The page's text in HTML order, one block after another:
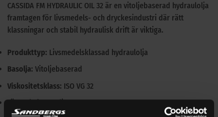
CASSIDA FM HYDRAULIC OIL 32 är en vitoljebaserad hydraulolja
framtagen för livsmedels- och dryckesindustri där rätt
klassningar och stabil hydraulisk drift är viktiga.
Produkttyp: Livsmedelsklassad hydraulolja
Basolja: Vitolje­baserad
Viskositetsklass: ISO VG 32